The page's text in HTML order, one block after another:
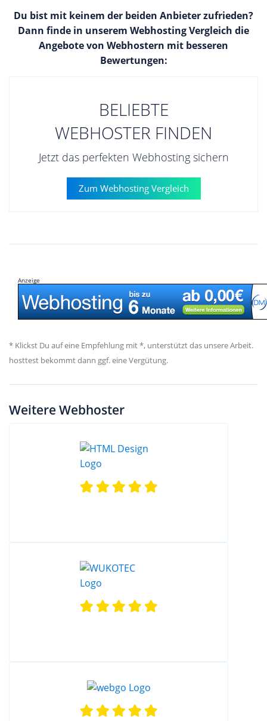
Du bist mit keinem der beiden Anbieter zufrieden?
Dann finde in unserem Webhosting Vergleich die
Angebote von Webhostern mit besseren
Bewertungen:
BELIEBTE
WEBHOSTER FINDEN
Jetzt das perfekten Webhosting sichern
Zum Webhosting Vergleich
Anzeige
* Klickst Du auf eine Empfehlung mit *, unterstützt das unsere Arbeit.
hosttest bekommt dann ggf. eine Vergütung.
Weitere Webhoster